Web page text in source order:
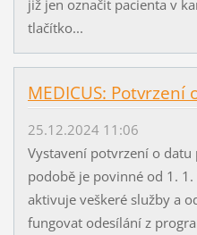
již jen označit pacienta v
tlačítko...
MEDICUS:
25.12.2024 11:06
Vystavení potvrzení o
podobě je povinné od 1.
aktivuje veškeré služby a
fungovat odesílání z